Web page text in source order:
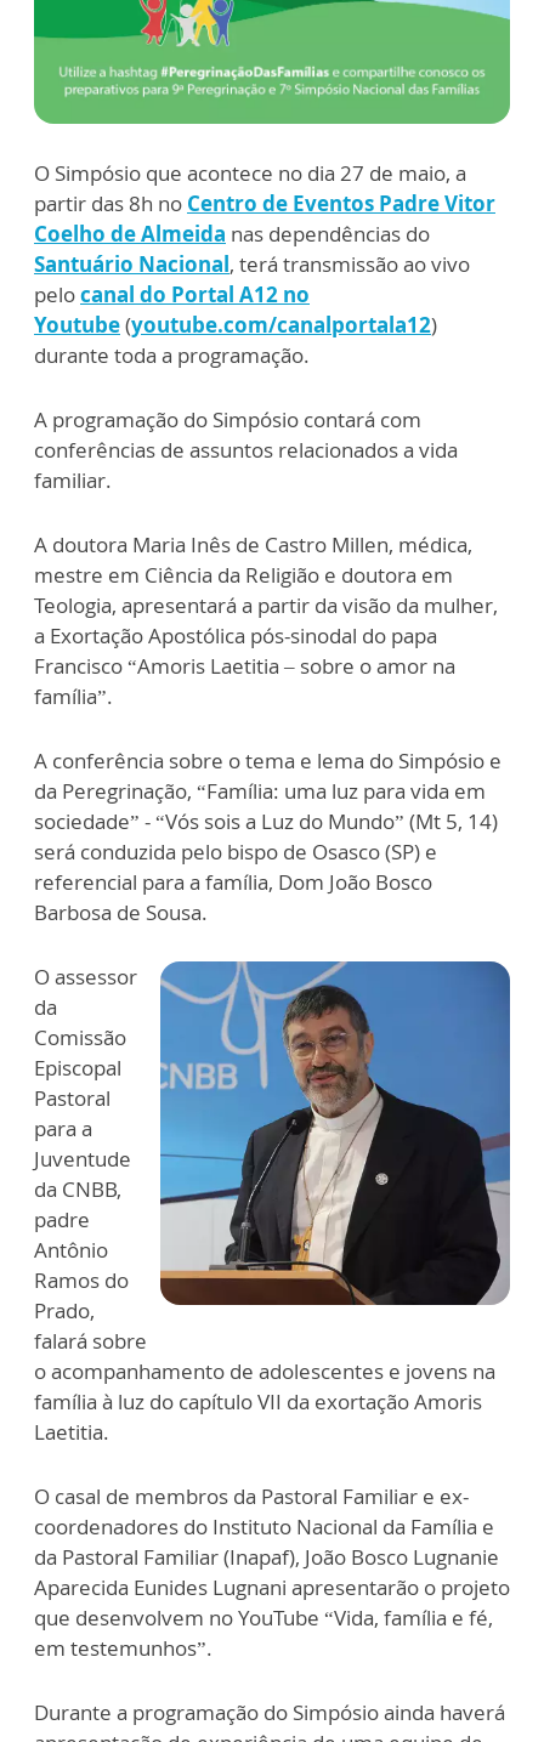
O Simpósio que acontece no dia 27 de maio, a
partir das 8h no Centro de Eventos Padre Vitor
Coelho de Almeida nas dependências do
Santuário Nacional, terá transmissão ao vivo
pelocanal do Portal A12 no
Youtube(youtube.com/canalportala12)
durante toda a programação.
A programação do Simpósio contará com
conferências de assuntos relacionados a vida
familiar.
A doutora Maria Inês de Castro Millen, médica,
mestre em Ciência da Religião e doutora em
Teologia, apresentará a partir da visão da mulher,
a Exortação Apostólica pós-sinodal do papa
Francisco “Amoris Laetitia – sobre o amor na
família”.
A conferência sobre o tema e lema do Simpósio e
da Peregrinação, “Família: uma luz para vida em
sociedade” - “Vós sois a Luz do Mundo” (Mt 5, 14)
será conduzida pelo bispo de Osasco (SP) e
referencial para a família, Dom João Bosco
Barbosa de Sousa.
O assessor
da
Comissão
Episcopal
Pastoral
para a
Juventude
da CNBB,
padre
Antônio
Ramos do
Prado,
falará sobre
o acompanhamento de adolescentes e jovens na
família à luz do capítulo VII da exortação Amoris
Laetitia.
O casal de membros da Pastoral Familiar e ex-
coordenadores do Instituto Nacional da Família e
da Pastoral Familiar (Inapaf), João Bosco Lugnanie
Aparecida Eunides Lugnani apresentarão o projeto
que desenvolvem no YouTube “Vida, família e fé,
em testemunhos”.
Durante a programação do Simpósio ainda haverá